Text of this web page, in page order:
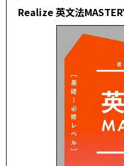
Realize 英文法